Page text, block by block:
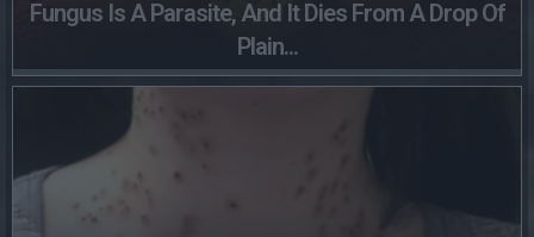
Fungus Is A Parasite, And It Dies From A Drop Of
Plain...